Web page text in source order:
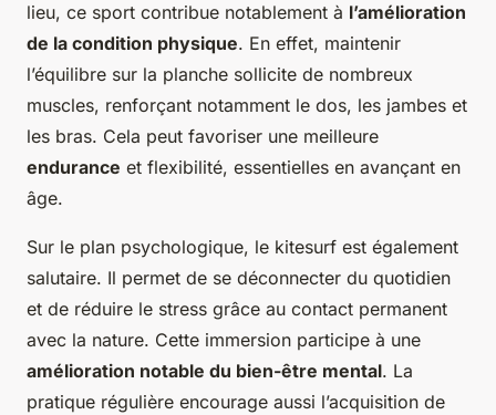
lieu, ce sport contribue notablement à l’amélioration
de la condition physique. En effet, maintenir
l’équilibre sur la planche sollicite de nombreux
muscles, renforçant notamment le dos, les jambes et
les bras. Cela peut favoriser une meilleure
endurance et flexibilité, essentielles en avançant en
âge.
Sur le plan psychologique, le kitesurf est également
salutaire. Il permet de se déconnecter du quotidien
et de réduire le stress grâce au contact permanent
avec la nature. Cette immersion participe à une
amélioration notable du bien-être mental. La
pratique régulière encourage aussi l’acquisition de